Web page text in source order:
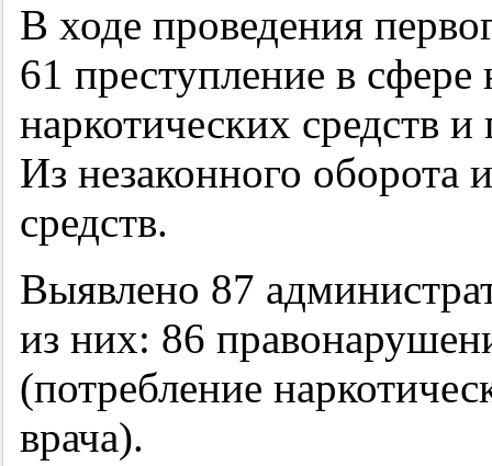
В ходе проведения
61 преступление в сфере
наркотических средств
Из незаконного оборота
средств.
Выявлено 87
из них: 86
(потребление
врача).